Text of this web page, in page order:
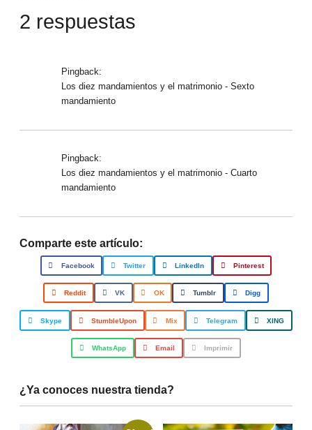
2 respuestas
Pingback:
Los diez mandamientos y el matrimonio - Sexto
mandamiento
Pingback:
Los diez mandamientos y el matrimonio - Cuarto
mandamiento
Comparte este artículo:
Facebook Twitter LinkedIn Pinterest
Reddit VK OK Tumblr Digg
Skype StumbleUpon Mix Telegram XING
WhatsApp Email Imprimir
¿Ya conoces nuestra tienda?